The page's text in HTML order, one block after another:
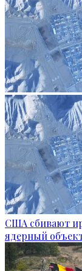
США сбивают
ядерный